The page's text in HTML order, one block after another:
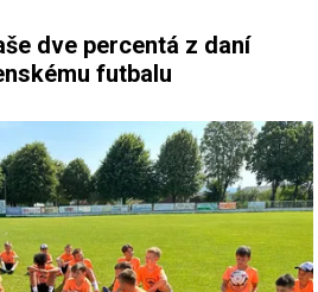
dve percentá z daní
futbalu